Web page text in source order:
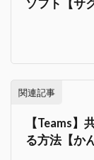
ソフト【サ
関連記事
【Teams】
る方法【か